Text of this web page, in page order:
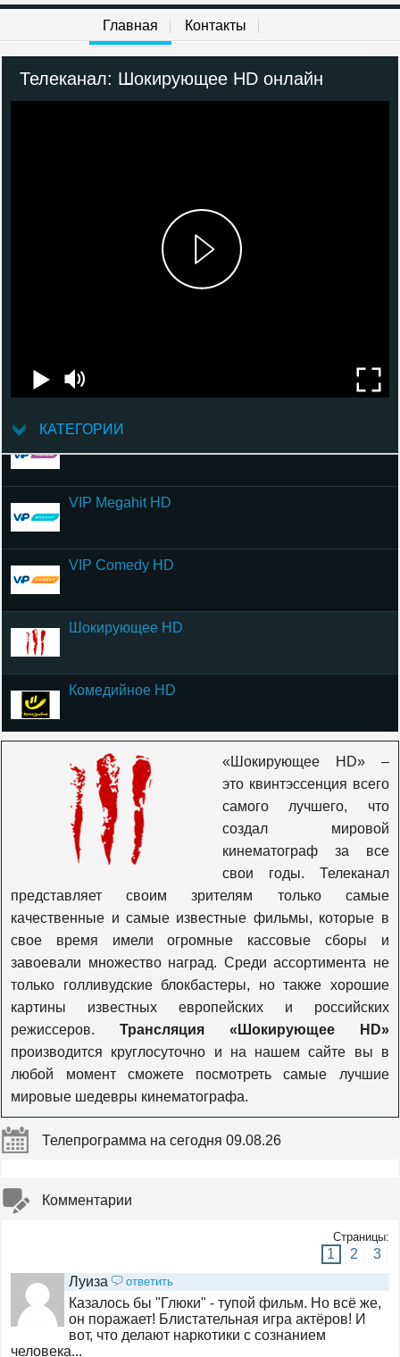
Главная Контакты
Телеканал: Шокирующее HD онлайн
КАТЕГОРИИ
TV1000 Русское Кино
VIP Megahit HD
VIP Comedy HD
Шокирующее HD
Комедийное HD
Наше
Душевное
.red
.black
Дом Кино Премиум
«Шокирующее HD» –
это квинтэссенция всего
самого лучшего, что
создал мировой
кинематограф за все
свои годы. Телеканал
представляет своим зрителям только самые
качественные и самые известные фильмы, которые в
свое время имели огромные кассовые сборы и
завоевали множество наград. Среди ассортимента не
только голливудские блокбастеры, но также хорошие
картины известных европейских и российских
режиссеров.Трансляция «Шокирующее HD»
производится круглосуточно и на нашем сайте вы в
любой момент сможете посмотреть самые лучшие
мировые шедевры кинематографа.
Телепрограмма на сегодня 09.08.26
Комментарии
Страницы:
1 2
3
Луиза
ответить
Казалось бы "Глюки" - тупой фильм. Но всё же,
он поражает! Блистательная игра актёров! И
вот, что делают наркотики с сознанием
человека...